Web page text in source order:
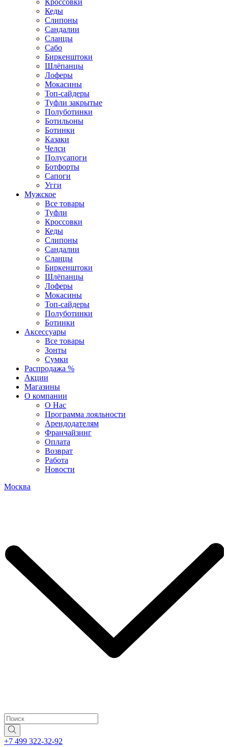
Кроссовки
Кеды
Слипоны
Сандалии
Сланцы
Сабо
Биркенштоки
Шлёпанцы
Лоферы
Мокасины
Топ-сайдеры
Туфли закрытые
Полуботинки
Ботильоны
Ботинки
Казаки
Челси
Полусапоги
Ботфорты
Сапоги
Угги
Мужское
Все товары
Туфли
Кроссовки
Кеды
Слипоны
Сандалии
Сланцы
Биркенштоки
Шлёпанцы
Лоферы
Мокасины
Топ-сайдеры
Полуботинки
Ботинки
Аксессуары
Все товары
Зонты
Сумки
Распродажа %
Акции
Магазины
О компании
О Нас
Программа лояльности
Арендодателям
Франчайзинг
Оплата
Возврат
Работа
Новости
Москва
+7 499 322-32-92